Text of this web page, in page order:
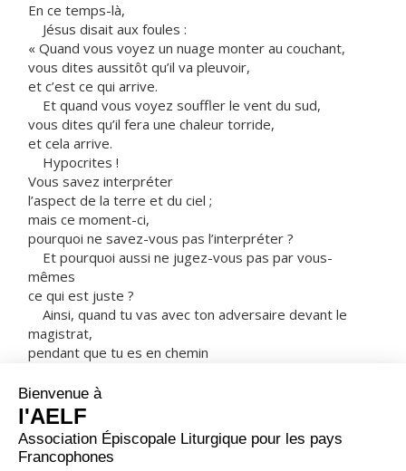
En ce temps-là,
Jésus disait aux foules :
« Quand vous voyez un nuage monter au couchant,
vous dites aussitôt qu’il va pleuvoir,
et c’est ce qui arrive.
Et quand vous voyez souffler le vent du sud,
vous dites qu’il fera une chaleur torride,
et cela arrive.
Hypocrites !
Vous savez interpréter
l’aspect de la terre et du ciel ;
mais ce moment-ci,
pourquoi ne savez-vous pas l’interpréter ?
Et pourquoi aussi ne jugez-vous pas par vous-
mêmes
ce qui est juste ?
Ainsi, quand tu vas avec ton adversaire devant le
magistrat,
pendant que tu es en chemin
afin d’éviter qu’il ne te traîne devant le juge,
que le juge ne te livre à l’huissier,
et que l’huissier ne te jette en prison.
Je te le dis :
tu n’en sortiras pas